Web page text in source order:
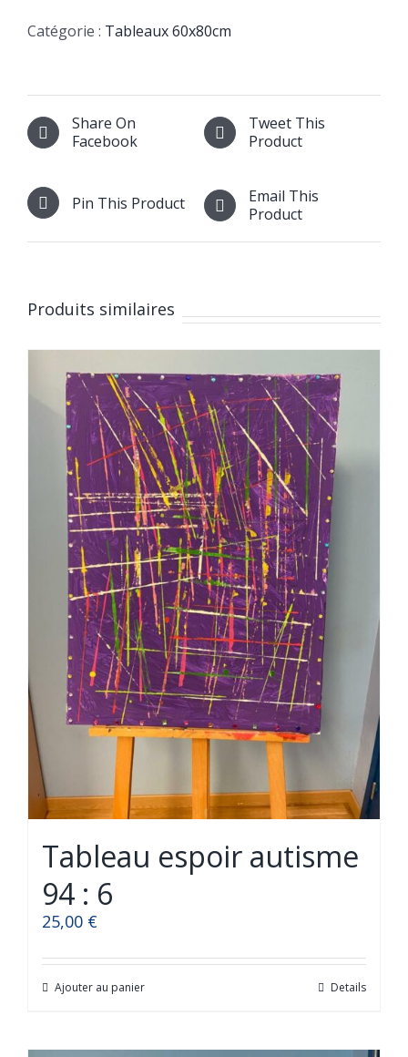
espoir
autisme
2
Catégorie : Tableaux 60x80cm
Share On
Facebook
Tweet This
Product
Pin This Product
Email This
Product
Produits similaires
Tableau espoir autisme
94 : 6
25,00 €
Ajouter au panier Details